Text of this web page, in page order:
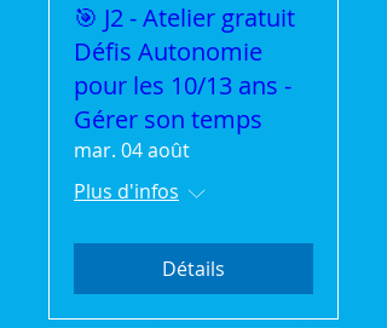
🎯 J2 - Atelier gratuit
Défis Autonomie
pour les 10/13 ans -
Gérer son temps
mar. 04 août
Plus d'infos
Détails